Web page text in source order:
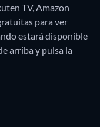
TV, Amazon
para ver
estará disponible
arriba y pulsa la